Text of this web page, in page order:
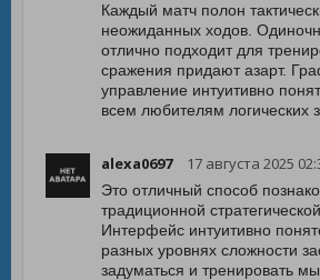
Каждый матч полон
неожиданных ходов.
отлично подходит для
сражения придают азарт.
управление интуитивно
всем любителям логических
alexa0697 17 августа 2025
Это отличный способ
традиционной
Интерфейс интуитивно
разных уровнях сложности
задуматься и тренировать